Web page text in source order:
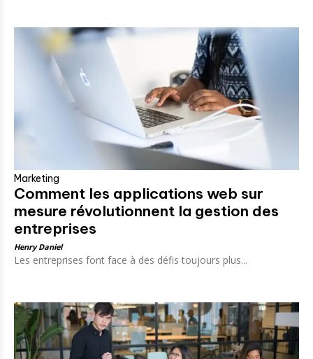
Marketing
Comment les applications web sur
mesure révolutionnent la gestion des
entreprises
Henry Daniel
Les entreprises font face à des défis toujours plus...